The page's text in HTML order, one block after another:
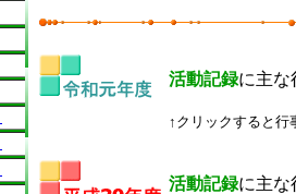
活動記録に主な
↑クリックすると行
活動記録に主な